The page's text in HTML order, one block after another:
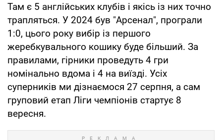
Там є 5 англійських клубів і якісь із них точно
трапляться. У 2024 був "Арсенал", програли
1:0, цього року вибір із першого
жеребкувального кошику буде більший. За
правилами, гірники проведуть 4 гри
номінально вдома і 4 на виїзді. Усіх
суперників ми дізнаємося 27 серпня, а сам
груповий етап Ліги чемпіонів стартує 8
вересня.